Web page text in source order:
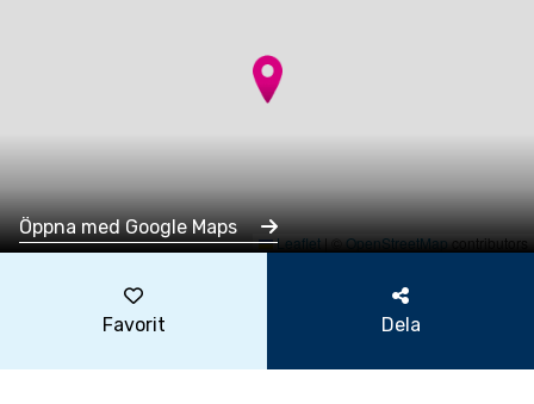
Leaflet|©OpenStreetMapcontributors
Öppna med Google Maps
Favorit Dela